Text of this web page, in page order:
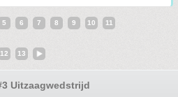
5 6 7 8 9 10 11
12 13
Uitzaagwedstrijd